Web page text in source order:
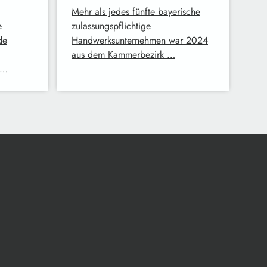
Mehr als jedes fünfte bayerische
zulassungspflichtige
Handwerksunternehmen war 2024
aus dem Kammerbezirk …